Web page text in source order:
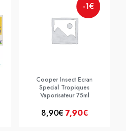
-1€
Cooper Insect Ecran
Special Tropiques
Vaporisateur 75ml
8,90€7,90€